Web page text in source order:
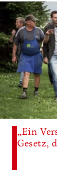
„Ein
Gesetz,